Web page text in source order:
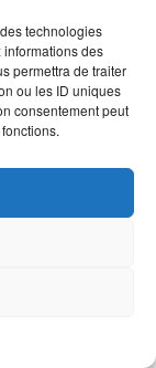
technologies
des
permettra de traiter
ou les ID uniques
consentement peut